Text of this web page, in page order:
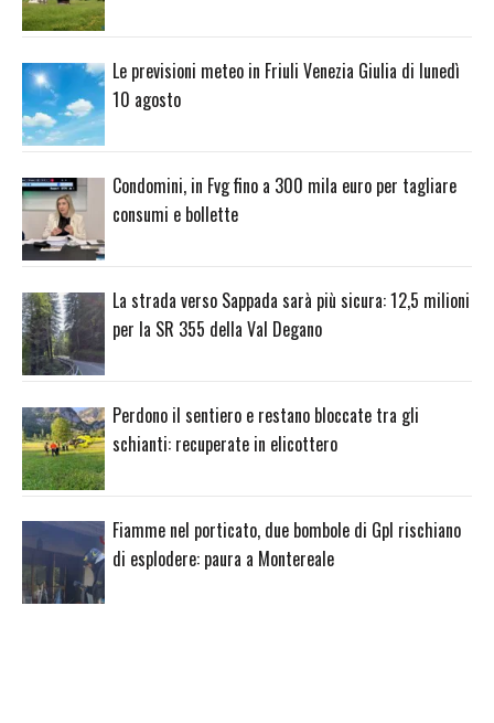
Le previsioni meteo in Friuli Venezia Giulia di lunedì
10 agosto
Condomini, in Fvg fino a 300 mila euro per tagliare
consumi e bollette
La strada verso Sappada sarà più sicura: 12,5 milioni
per la SR 355 della Val Degano
Perdono il sentiero e restano bloccate tra gli
schianti: recuperate in elicottero
Fiamme nel porticato, due bombole di Gpl rischiano
di esplodere: paura a Montereale